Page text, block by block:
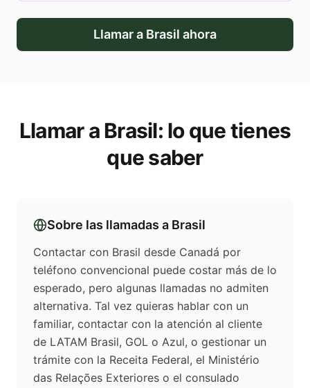
Llamar a Brasil ahora
Llamar aBrasil: lo que tienes
que saber
Sobre las llamadas a Brasil
Contactar con Brasil desde Canadá por
teléfono convencional puede costar más de lo
esperado, pero algunas llamadas no admiten
alternativa. Tal vez quieras hablar con un
familiar, contactar con la atención al cliente
de LATAM Brasil, GOL o Azul, o gestionar un
trámite con la Receita Federal, el Ministério
das Relações Exteriores o el consulado